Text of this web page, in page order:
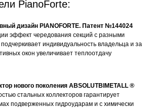
PianoForte:
дизайн PIANOFORTE. Патент №144024
эффект чередования секций с разными
индивидуальность владельца и за
окон увеличивает теплоотдачу
нового поколения ABSOLUTBIMETALL ®
стальных коллекторов гарантирует
подверженных гидроударам и с химически